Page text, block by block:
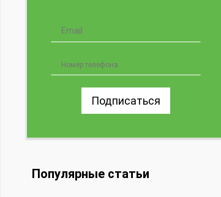
Подписаться
Популярные статьи